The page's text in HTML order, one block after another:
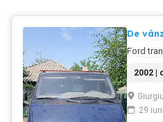
De
Ford
2002 |
29